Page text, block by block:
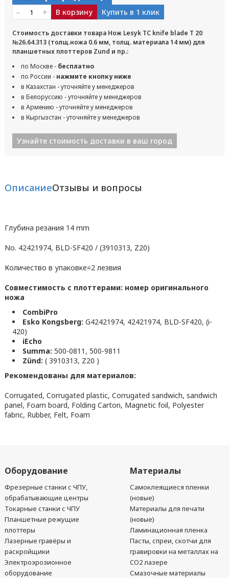
– + В корзину Купить в 1 клик
Стоимость доставки товара Нож Lesyk TC knife blade T 20
№26.64.313 (толщ.ножа 0.6 мм, толщ. материала 14 мм) для
планшетных плоттеров Zund и пр.:
по Москве - бесплатно
по России - нажмите кнопку ниже
в Казахстан - уточняйте у менеджеров
в Белоруссию - уточняйте у менеджеров
в Армению - уточняйте у менеджеров
в Кыргызстан - уточняйте у менеджеров
Узнайте стоимость доставки в ваш город
ОписаниеОтзывы и вопросы
Глубина резания 14 mm
No. 42421974, BLD-SF420 / (3910313, Z20)
Количество в упаковке=2 лезвия
Совместимость с плоттерами: номер оригинального
ножа
CombiPro
Esko Kongsberg: G42421974, 42421974, BLD-SF420, (i-
420)
iEcho
Summa: 500-0811, 500-9811
Zünd: ( 3910313, Z20 )
Рекомендованы для материалов:
Corrugated, Corrugated plastic, Corrugated sandwich, sandwich
panel, Foam board, Folding Carton, Magnetic foil, Polyester
fabric, Rubber, Felt, Foam
Оборудование
Фрезерные станки с ЧПУ,
обрабатывающие центры
Токарные станки с ЧПУ
Планшетные режущие
плоттеры
Лазерные гравёры и
раскройщики
Электроэрозионное
оборудование
Материалы
Самоклеящиеся пленки
(новые)
Материалы для печати
(новые)
Ламинационная пленка
Пасты, спреи, скотчи для
гравировки на металлах на
CO2 лазере
Смазочные материалы